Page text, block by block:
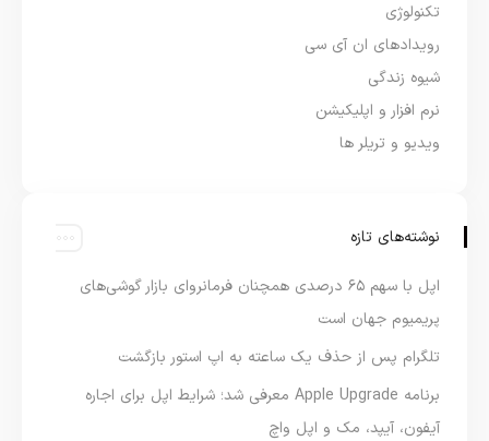
تکنولوژی
رویدادهای ان آی سی
شیوه زندگی
نرم افزار و اپلیکیشن
ویدیو و تریلر ها
نوشته‌های تازه
اپل با سهم ۶۵ درصدی همچنان فرمانروای بازار گوشی‌های
پریمیوم جهان است
تلگرام پس از حذف یک ساعته به اپ استور بازگشت
برنامه Apple Upgrade معرفی شد؛ شرایط اپل برای اجاره
آیفون، آیپد، مک و اپل واچ